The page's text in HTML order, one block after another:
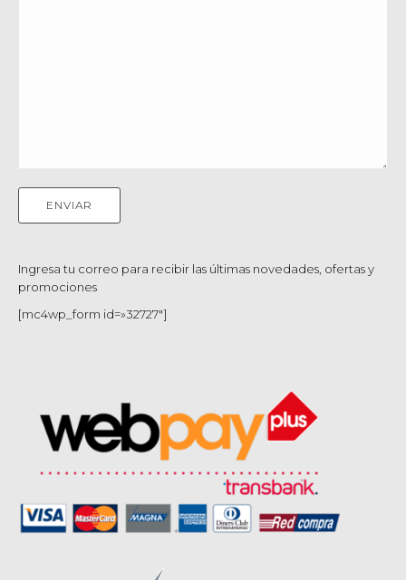
Ingresa tu correo para recibir las últimas novedades, ofertas y
promociones
[mc4wp_form id=»32727″]